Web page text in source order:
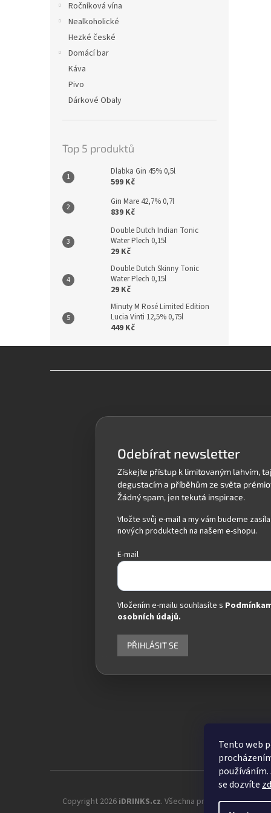
Tento web
používáním.
se dozvíte
Ročníková vína
Nealkoholické
Hezké české
Domácí bar
Káva
Pivo
Dárkové Obaly
Top 5 produktů
Dlabka Gin 45% 0,5l
599 Kč
Gin Mare 42,7% 0,7l
839 Kč
Double Dutch Indian Tonic
Water Plech 0,15l
29 Kč
Double Dutch Skinny Tonic
Water Plech 0,15l
29 Kč
Minuty M Rosé Limited Edition
Lucia Vinti 12,5% 0,75l
449 Kč
Odebírat newsletter
Vložte svůj e-mail a my vám budeme
nových produktech na našem e-shopu.
E-mail
Vložením e-mailu souhlasíte s
osobních údajů.
PŘIHLÁSIT SE
Copyright 2026 iDRINKS.cz. Všechna práva vyhrazena.